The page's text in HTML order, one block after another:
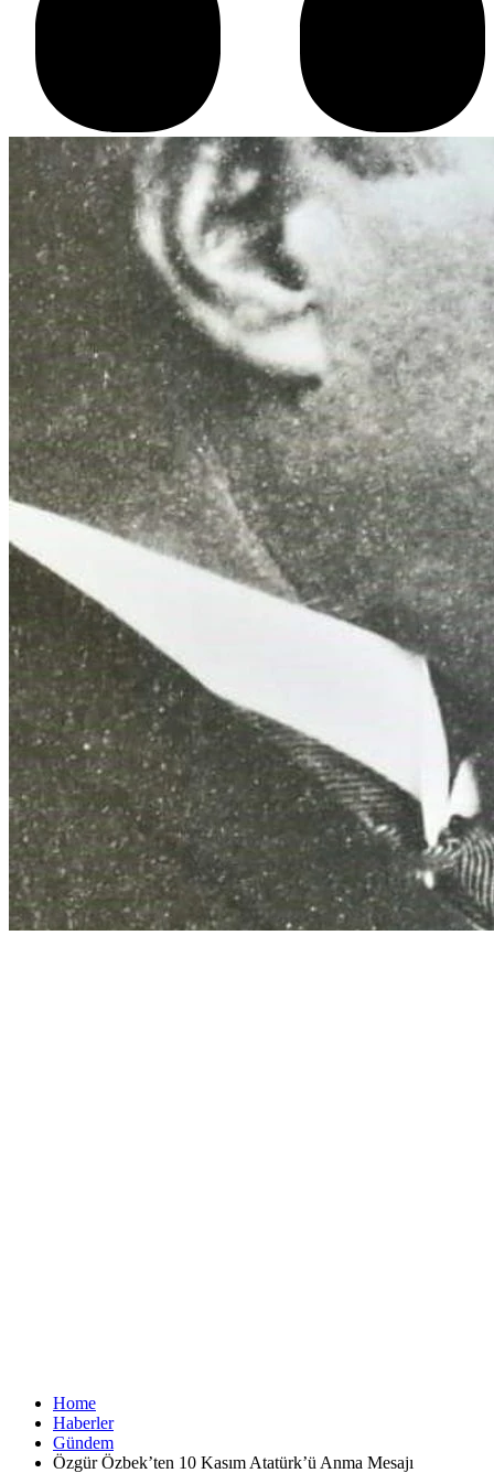
Home
Haberler
Gündem
Özgür Özbek’ten 10 Kasım Atatürk’ü Anma Mesajı